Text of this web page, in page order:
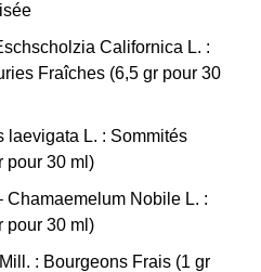
Californica L. :
Fraîches (6,5 gr pour 30
laevigata L. : Sommités
pour 30 ml)
Nobile L. :
pour 30 ml)
: Bourgeons Frais (1 gr